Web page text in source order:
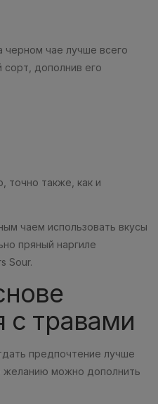
черном чае лучше всего
сорт, дополнив его
точно также, как и
чаем использовать вкусы
пряный наргиле
Sour.
с травами
предпочтение лучше
можно дополнить